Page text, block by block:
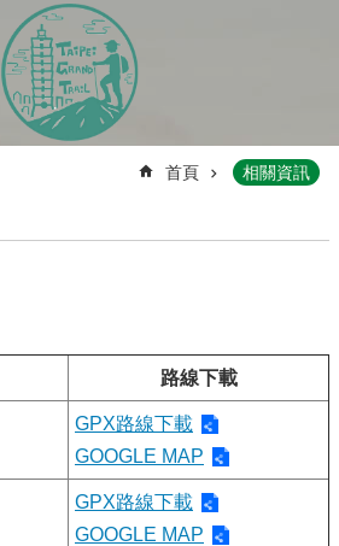
首頁 相關資訊
路線下載
GPX路線下載
GOOGLE MAP
GPX路線下載
GOOGLE MAP